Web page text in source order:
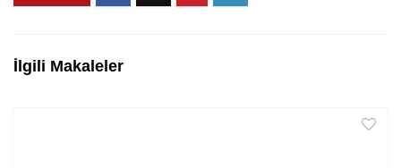
İlgili Makaleler